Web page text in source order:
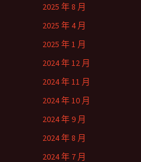
2025 年 8 月
2025 年 4 月
2025 年 1 月
2024 年 12 月
2024 年 11 月
2024 年 10 月
2024 年 9 月
2024 年 8 月
2024 年 7 月